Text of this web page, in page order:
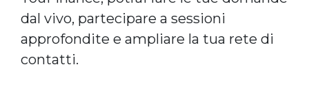
dal vivo, partecipare a sessioni
approfondite e ampliare la tua rete di
contatti.